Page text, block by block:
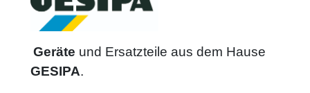
Geräte und Ersatzteile aus dem Hause
GESIPA.